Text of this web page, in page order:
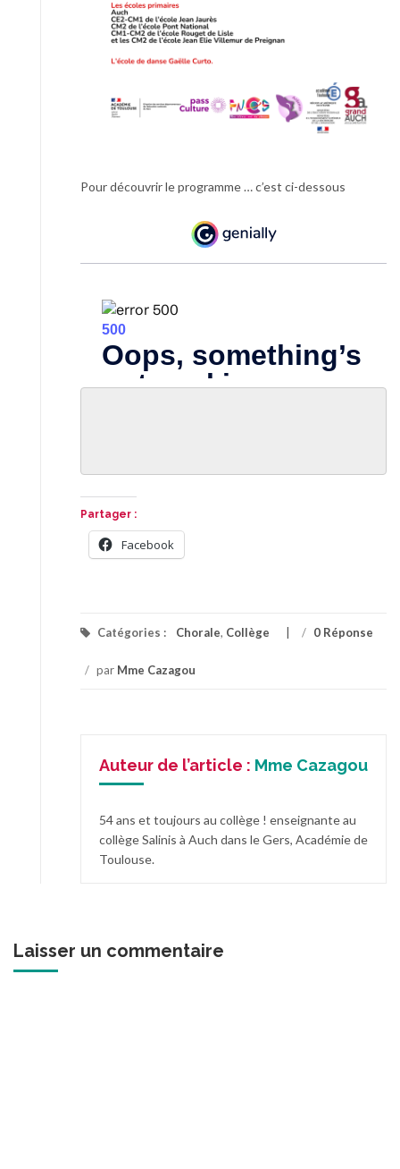
Pour découvrir le programme … c’est ci-dessous
Partager :
Facebook
Catégories : Chorale, Collège / 0 Réponse
/ par Mme Cazagou
Auteur de l’article : Mme Cazagou
54 ans et toujours au collège ! enseignante au
collège Salinis à Auch dans le Gers, Académie de
Toulouse.
Laisser un commentaire